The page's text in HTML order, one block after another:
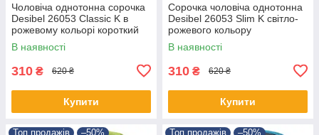
Чоловіча однотонна сорочка
Desibel 26053 Classic K в
рожевому кольорі короткий
рукав
В наявності
310 ₴ 620 ₴
Купити
Сорочка чоловіча однотонна
Desibel 26053 Slim K світло-
рожевого кольору
В наявності
310 ₴ 620 ₴
Купити
Топ продажів –50% Топ продажів –50%